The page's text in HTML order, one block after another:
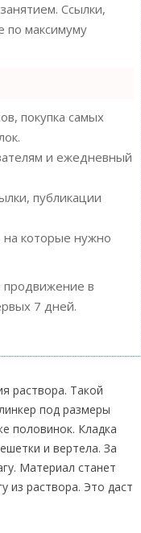
Ссылки,
по максимуму
покупка самых
и ежедневный
публикации
на которые нужно
продвижение в
7 дней.
раствора. Такой
под размеры
половинок. Кладка
и вертела. За
Материал станет
из раствора. Это даст